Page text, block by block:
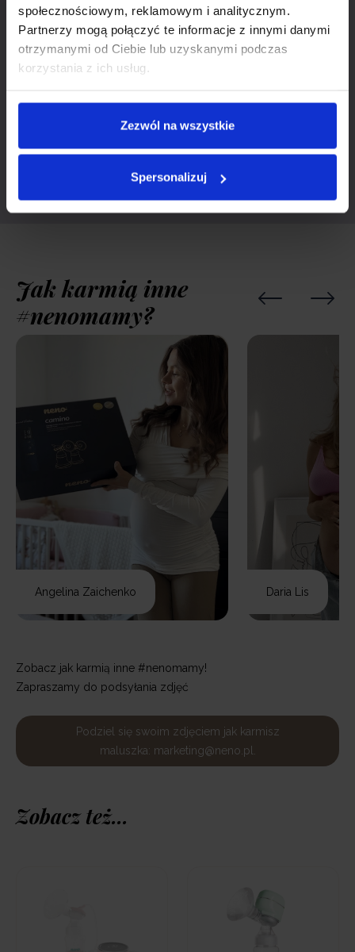
społecznościowym, reklamowym i analitycznym.
Partnerzy mogą połączyć te informacje z innymi danymi
otrzymanymi od Ciebie lub uzyskanymi podczas
korzystania z ich usług.
Zezwól na wszystkie
Spersonalizuj
Zostań klubowiczem Neno i
ciesz się z darmowej dostawy
Sprawdź, co zyskasz dołączając do klubu
Jak karmią inne
#nenomamy?
Angelina Zaichenko Daria Lis
Zobacz jak karmią inne #nenomamy!
Zapraszamy do podsyłania zdjęć
Podziel się swoim zdjęciem jak karmisz
maluszka: marketing@neno.pl.
Zobacz też...